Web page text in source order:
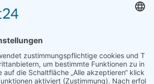
Restaurant
& Handwerk